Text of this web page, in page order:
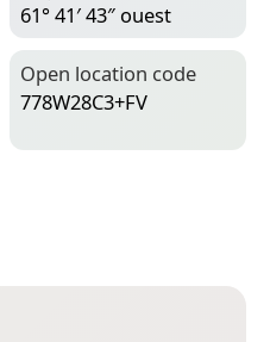
61° 41′ 43″ ouest
Open location code
778W28C3+FV